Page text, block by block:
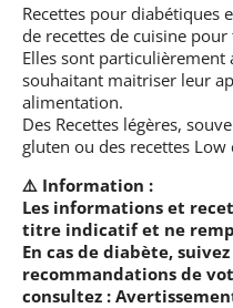
Recettes pour diabétiques
de recettes de cuisine pour
Elles sont particulièrement
souhaitant maitriser leur
alimentation.
Des Recettes légères,
gluten ou des recettes Low
⚠️ Information :
Les informations et
titre indicatif et ne
En cas de diabète,
recommandations de
consultez :